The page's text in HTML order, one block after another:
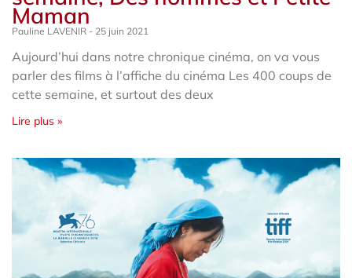
Maman
Pauline LAVENIR 25 juin 2021
Aujourd’hui dans notre chronique cinéma, on va vous
parler des films à l’affiche du cinéma Les 400 coups de
cette semaine, et surtout des deux
Lire plus »